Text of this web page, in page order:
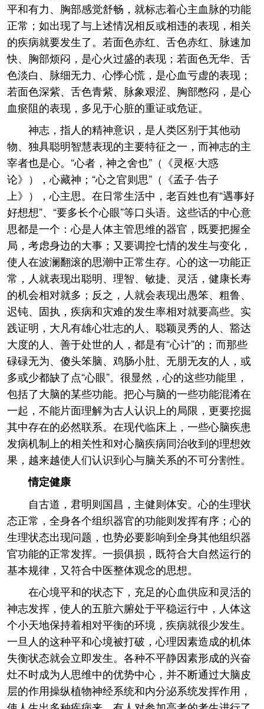
平和有力、胸部感觉舒畅，就标志着心主血脉的功能
正常；如出现了与上述情况相反或相违的表现，相关
的疾病就要发生了。若面色赤红、舌色赤红、脉速加
快、胸部烦闷，是心火过盛的表现；若面色无华、舌
色淡白、脉细无力、心悸心慌，是心血亏虚的表现；
若面色深紫、舌色青紫、脉象艰涩、胸部憋闷，是心
血瘀阻的表现，多见于心脏的重证或危证。
神志，指人的精神意识，是人类区别于其他动
物、独具聪明智慧表现的主要特征之一，而神志的主
宰者也是心。“心者，神之舍也”（《灵枢·大惑
论》），心藏神；“心之官则思”（《孟子·告子
上》），心主思。在日常生活中，老百姓也有“遇事好
好想想”、“要多长个心眼”等口头语。这些话的中心意
思都是一个：心是人体主管思维的器官，既要把握全
局，考虑身边的大事；又要调控七情的发生与变化，
使人在波澜翻滚的思潮中正常生存。心的这一功能正
常，人就表现出聪明、理智、敏捷、灵活，健康长寿
的机会相对就多；反之，人就会表现出愚笨、粗鲁、
迟钝、固执，疾病和灾难的发生率相对就要高些。实
践证明，大凡有雄心壮志的人、聪颖灵秀的人、豁达
大度的人、善于处世的人，都是有“心计”的；而那些
碌碌无为、傻头笨脑、鸡肠小肚、无朋无友的人，或
多或少都缺了点“心眼”。很显然，心的这些功能里，
包括了大脑的某些功能。把心与脑的一些功能混淆在
一起，不能片面理解为古人认识上的局限，更要挖掘
其中存在的必然联系。在现代临床上，一些心脑疾患
发病机制上的相关性和对心脑疾病同治收到的理想效
果，越来越使人们认识到心与脑关系的不可分割性。
情定健康
自古道，君明则国昌，主健则体安。心的生理状
态正常，全身各个组织器官的功能则发挥有序；心的
生理状态出现问题，也势必要影响到全身其他组织器
官功能的正常发挥。一损俱损，既符合大自然运行的
基本规律，又符合中医整体观念的思想。
在心境平和的状态下，充足的心血供应和灵活的
神志发挥，使人的五脏六腑处于平稳运行中，人体这
个小天地保持着相对平衡的环境，疾病就很少发生。
一旦人的这种平和心境被打破，心理因素造成的机体
失衡状态就会立即发生。各种不平静因素形成的兴奋
灶不时成为人思维中的优势中心，并不断通过大脑皮
层的作用操纵植物神经系统和内分泌系统发挥作用，